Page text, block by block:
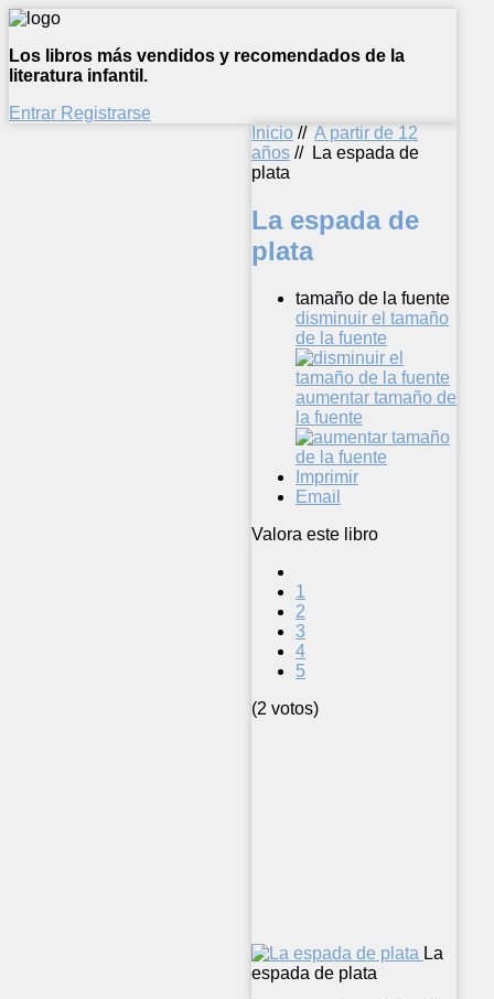
Los libros más vendidos y recomendados de la
literatura infantil.
Entrar Registrarse
Inicio // A partir de 12
años // La espada de
plata
La espada de
plata
tamaño de la fuente
disminuir el tamaño
de la fuente
aumentar tamaño de
la fuente
Imprimir
Email
Valora este libro
1
2
3
4
5
(2 votos)
La
espada de plata